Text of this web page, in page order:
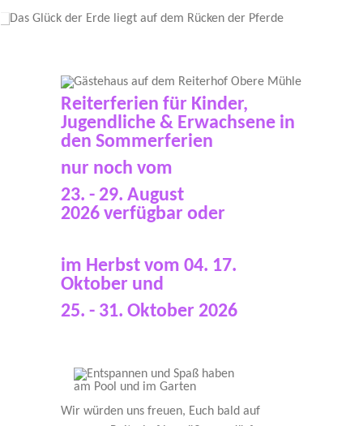
Reiterferien für Kinder,
Jugendliche & Erwachsene in
den Sommerferien
nur noch vom
23. - 29. August
2026 verfügbar oder
im Herbst vom 04. 17.
Oktober und
25. - 31. Oktober 2026
Wir würden uns freuen, Euch bald auf